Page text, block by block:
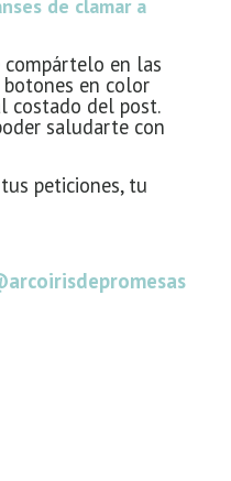
de clamar a
compártelo en las
en color
costado del post.
saludarte con
peticiones, tu